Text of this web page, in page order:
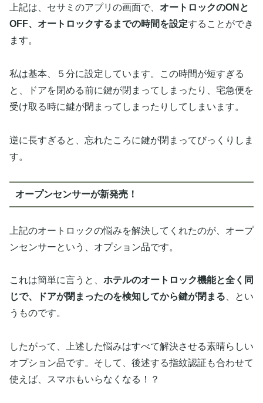
上記は、セサミのアプリの画面で、 オートロックのONと
OFF、オートロックするまでの時間を設定することができ
ます。
私は基本、５分に設定しています。この時間が短すぎる
と、ドアを閉める前に鍵が閉まってしまったり、宅急便を
受け取る時に鍵が閉まってしまったりしてしまいます。
逆に長すぎると、忘れたころに鍵が閉まってびっくりしま
す。
オープンセンサーが新発売！
上記のオートロックの悩みを解決してくれたのが、オープ
ンセンサーという、オプション品です。
これは簡単に言うと、 ホテルのオートロック機能と全く同
じで、ドアが閉まったのを検知してから鍵が閉まる 、とい
うものです。
したがって、上述した悩みはすべて解決させる素晴らしい
オプション品です。そして、後述する指紋認証も合わせて
使えば、スマホもいらなくなる！？